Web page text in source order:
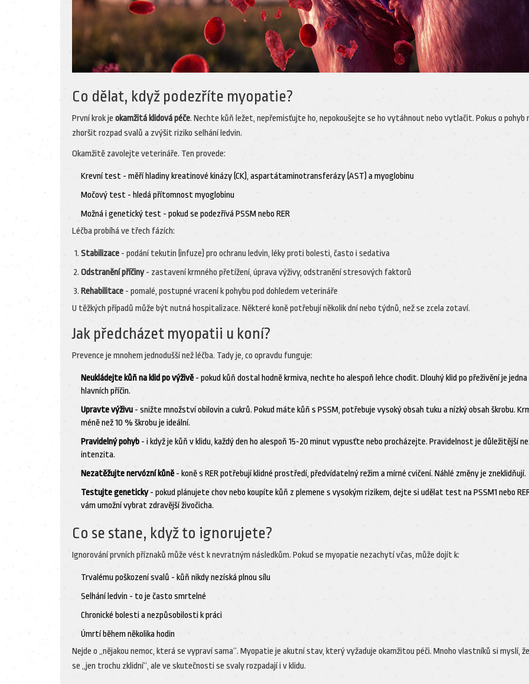
Co dělat, když podezříte myopatie?
První krok je okamžitá klidová péče. Nechte kůň ležet, nepřemisťujte ho, nepokoušejte se ho vytáhnout nebo vytlačit. Pokus o pohyb
zhoršit rozpad svalů a zvýšit riziko selhání ledvin.
Okamžitě zavolejte veterináře. Ten provede:
Krevní test - měří hladiny kreatinové kinázy (CK), aspartátaminotransferázy (AST) a myoglobinu
Močový test - hledá přítomnost myoglobinu
Možná i genetický test - pokud se podezřívá PSSM nebo RER
Léčba probíhá ve třech fázích:
Stabilizace - podání tekutin (infuze) pro ochranu ledvin, léky proti bolesti, často i sedativa
Odstranění příčiny- zastavení krmného přetížení, úprava výživy, odstranění stresových faktorů
Rehabilitace - pomalé, postupné vracení k pohybu pod dohledem veterináře
U těžkých případů může být nutná hospitalizace. Některé koně potřebují několik dní nebo týdnů, než se zcela zotaví.
Jak předcházet myopatii u koní?
Prevence je mnohem jednodušší než léčba. Tady je, co opravdu funguje:
Neukládejte kůň na klid po výživě - pokud kůň dostal hodně krmiva, nechte ho alespoň lehce chodit. Dlouhý klid po přeživění je jedna
hlavních příčin.
Upravte výživu - snižte množství obilovin a cukrů. Pokud máte kůň s PSSM, potřebuje vysoký obsah tuku a nízký obsah škrobu.
méně než 10 % škrobu je ideální.
Pravidelný pohyb - i když je kůň v klidu, každý den ho alespoň 15-20 minut vypusťte nebo procházejte. Pravidelnost je důležitější
intenzita.
Nezatěžujte nervózní kůně - koně s RER potřebují klidné prostředí, předvídatelný režim a mírné cvičení. Náhlé změny je zneklidňují.
Testujte geneticky- pokud plánujete chov nebo koupíte kůň z plemene s vysokým rizikem, dejte si udělat test na PSSM1 nebo
vám umožní vybrat zdravější živočicha.
Co se stane, když to ignorujete?
Ignorování prvních příznaků může vést k nevratným následkům. Pokud se myopatie nezachytí včas, může dojít k:
Trvalému poškození svalů - kůň nikdy nezíská plnou sílu
Selhání ledvin - to je často smrtelné
Chronické bolesti a nezpůsobilosti k práci
Úmrtí během několika hodin
Nejde o „nějakou nemoc, která se vypraví sama“. Myopatie je akutní stav, který vyžaduje okamžitou péči. Mnoho vlastníků si myslí,
se „jen trochu zklidní“, ale ve skutečnosti se svaly rozpadají i v klidu.